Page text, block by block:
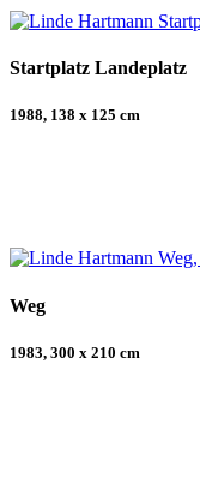
Startplatz Landeplatz
1988, 138 x 125 cm
Weg
1983, 300 x 210 cm